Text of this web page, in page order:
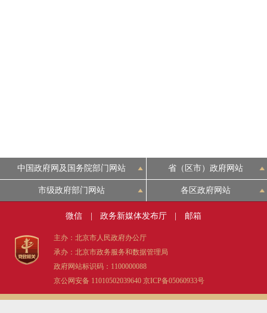
中国政府网及国务院部门网站 省（区市）政府网站
市级政府部门网站 各区政府网站
微信 政务新媒体发布厅 邮箱
主办：北京市人民政府办公厅
承办：北京市政务服务和数据管理局
政府网站标识码：1100000088
京公网安备 11010502039640 京ICP备05060933号